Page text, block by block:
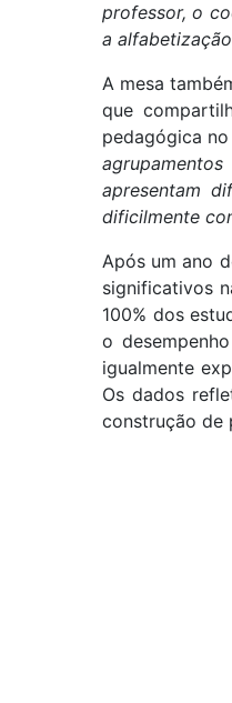
professor, o
a
A mesa
que
pedagógica
apresentam
dificilmente
Após um ano
significativos
100% dos
o
igualmente
Os dados
construção de